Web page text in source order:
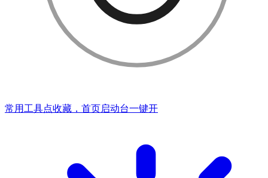
常用工具点收藏，首页启动台一键开